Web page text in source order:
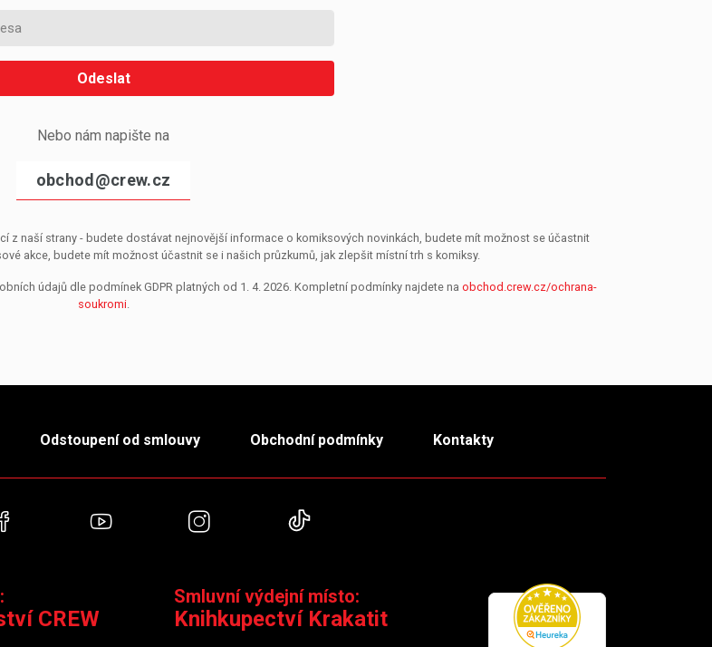
Odeslat
Nebo nám napište na
obchod@crew.cz
z naší strany - budete dostávat nejnovější informace o komiksových novinkách, budete mít možnost se účastnit
akce, budete mít možnost účastnit se i našich průzkumů, jak zlepšit místní trh s komiksy.
údajů dle podmínek GDPR platných od 1. 4. 2026. Kompletní podmínky najdete na obchod.crew.cz/ochrana-
soukromi.
Odstoupení od smlouvy Obchodní podmínky Kontakty
FacebookYouTube Instagram
CREW
Smluvní výdejní místo:
Knihkupectví Krakatit